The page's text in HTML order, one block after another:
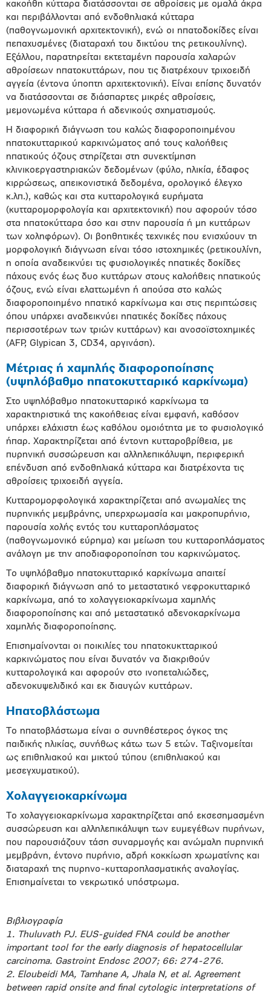
κακοήθη κύτταρα διατάσσονται σε αθροίσεις με ομαλά άκρα
και περιβάλλονται από ενδοθηλιακά κύτταρα
(παθογνωμονική αρχιτεκτονική), ενώ οι ηπατοδοκίδες είναι
πεπαχυσμένες (διαταραχή του δικτύου της ρετικουλίνης).
Εξάλλου, παρατηρείται εκτεταμένη παρουσία χαλαρών
αθροίσεων ηπατοκυττάρων, που τις διατρέχουν τριχοειδή
αγγεία (έντονα ύποπτη αρχιτεκτονική). Είναι επίσης δυνατόν
να διατάσσονται σε διάσπαρτες μικρές αθροίσεις,
μεμονωμένα κύτταρα ή αδενικούς σχηματισμούς.
Η διαφορική διάγνωση του καλώς διαφοροποιημένου
ηπατοκυτταρικού καρκινώματος από τους καλοήθεις
ηπατικούς όζους στηρίζεται στη συνεκτίμηση
κλινικοεργαστηριακών δεδομένων (φύλο, ηλικία, έδαφος
κιρρώσεως, απεικονιστικά δεδομένα, ορολογικό έλεγχο
κ.λπ.), καθώς και στα κυτταρολογικά ευρήματα
(κυτταρομορφολογία και αρχιτεκτονική) που αφορούν τόσο
στα ηπατοκύτταρα όσο και στην παρουσία ή μη κυττάρων
των χοληφόρων). Οι βοηθητικές τεχνικές που ενισχύουν τη
μορφολογική διάγνωση είναι τόσο ιστοχημικές (ρετικουλίνη,
η οποία αναδεικνύει τις φυσιολογικές ηπατικές δοκίδες
πάχους ενός έως δυο κυττάρων στους καλοήθεις ηπατικούς
όζους, ενώ είναι ελαττωμένη ή απούσα στο καλώς
διαφοροποιημένο ηπατικό καρκίνωμα και στις περιπτώσεις
όπου υπάρχει αναδεικνύει ηπατικές δοκίδες πάχους
περισσοτέρων των τριών κυττάρων) και ανοσοϊστοχημικές
(AFP, Glypican 3, CD34, αργινάση).
Μέτριας ή χαμηλής διαφοροποίησης
(υψηλόβαθμο ηπατοκυτταρικό καρκίνωμα)
Στο υψηλόβαθμο ηπατοκυτταρικό καρκίνωμα τα
χαρακτηριστικά της κακοήθειας είναι εμφανή, καθόσον
υπάρχει ελάχιστη έως καθόλου ομοιότητα με το φυσιολογικό
ήπαρ. Χαρακτηρίζεται από έντονη κυτταροβρίθεια, με
πυρηνική συσσώρευση και αλληλεπικάλυψη, περιφερική
επένδυση από ενδοθηλιακά κύτταρα και διατρέχοντα τις
αθροίσεις τριχοειδή αγγεία.
Κυτταρομορφολογικά χαρακτηρίζεται από ανωμαλίες της
πυρηνικής μεμβράνης, υπερχρωμασία και μακροπυρήνιο,
παρουσία χολής εντός του κυτταροπλάσματος
(παθογνωμονικό εύρημα) και μείωση του κυτταροπλάσματος
ανάλογη με την αποδιαφοροποίηση του καρκινώματος.
Το υψηλόβαθμο ηπατοκυτταρικό καρκίνωμα απαιτεί
διαφορική διάγνωση από το μεταστατικό νεφροκυτταρικό
καρκίνωμα, από το χολαγγειοκαρκίνωμα χαμηλής
διαφοροποίησης και από μεταστατικό αδενοκαρκίνωμα
χαμηλής διαφοροποίησης.
Επισημαίνονται οι ποικιλίες του ηπατοκυκτταρικού
καρκινώματος που είναι δυνατόν να διακριθούν
κυτταρολογικά και αφορούν στο ινοπεταλιώδες,
αδενοκυψελιδικό και εκ διαυγών κυττάρων.
Ηπατοβλάστωμα
Το ηπατοβλάστωμα είναι ο συνηθέστερος όγκος της
παιδικής ηλικίας, συνήθως κάτω των 5 ετών. Ταξινομείται
ως επιθηλιακού και μικτού τύπου (επιθηλιακού και
μεσεγχυματικού).
Χολαγγειοκαρκίνωμα
Το χολαγγειοκαρκίνωμα χαρακτηρίζεται από εκσεσημασμένη
συσσώρευση και αλληλεπικάλυψη των ευμεγέθων πυρήνων,
που παρουσιάζουν τάση συναρμογής και ανώμαλη πυρηνική
μεμβράνη, έντονο πυρήνιο, αδρή κοκκίωση χρωματίνης και
διαταραχή της πυρηνο-κυτταροπλασματικής αναλογίας.
Επισημαίνεται το νεκρωτικό υπόστρωμα.
Bιβλιογραφία
1. Thuluvath PJ. EUS-guided FNA could be another
important tool for the early diagnosis of hepatocellular
carcinoma. Gastroint Endosc 2007; 66: 274-276.
2. Eloubeidi MA, Tamhane A, Jhala N, et al. Agreement
between rapid onsite and final cytologic interpretations of